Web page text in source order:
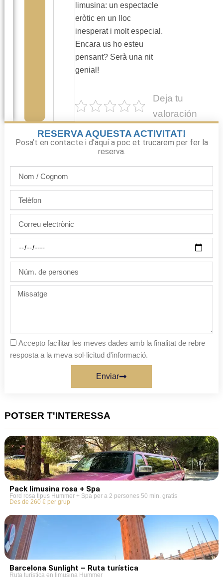
limusina: un espectacle
eròtic en un lloc
inesperat i molt especial.
Encara us ho esteu
pensant? Serà una nit
genial!
Deja tu
valoración
RESERVA AQUESTA ACTIVITAT!
Posa’t en contacte i d’aquí a poc et trucarem per fer la
reserva.
Cognom
electrònic
la
festa
persones
Missatge
Accepto facilitar les meves dades amb la finalitat de rebre
resposta a la meva sol·licitud d'informació.
Enviar
POTSER T'INTERESSA
Pack limusina rosa + Spa
Ford rosa tipus Hummer + Spa per a 2 persones 50 min. gratis
Des de 260 € per grup
Barcelona Sunlight – Ruta turística
Ruta turística en limusina Hummer